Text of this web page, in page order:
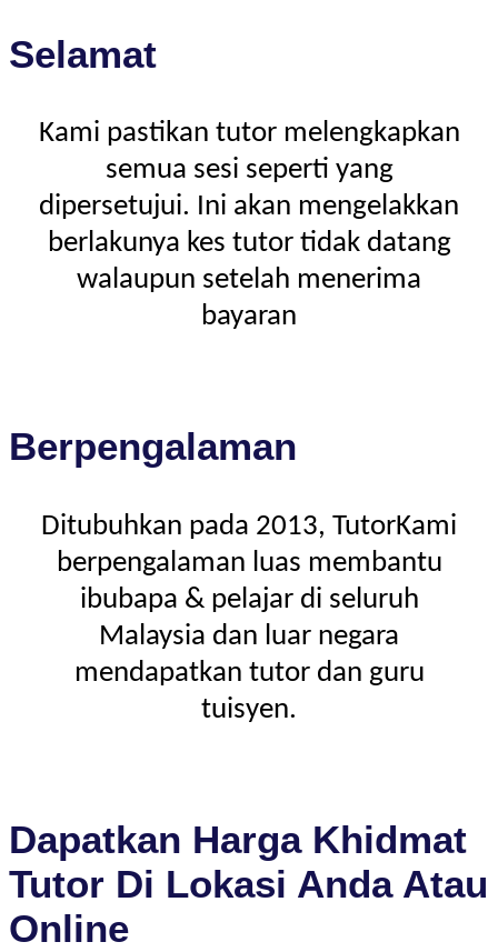
Selamat
Kami pastikan tutor melengkapkan
semua sesi seperti yang
dipersetujui. Ini akan mengelakkan
berlakunya kes tutor tidak datang
walaupun setelah menerima
bayaran
Berpengalaman
Ditubuhkan pada 2013, TutorKami
berpengalaman luas membantu
ibubapa & pelajar di seluruh
Malaysia dan luar negara
mendapatkan tutor dan guru
tuisyen.
Dapatkan Harga Khidmat
Tutor Di Lokasi Anda Atau
Online